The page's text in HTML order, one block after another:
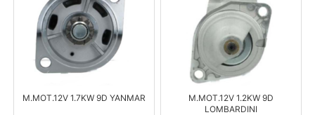
M.MOT.12V 1.7KW 9D YANMAR
M.MOT.12V 1.2KW 9D
LOMBARDINI